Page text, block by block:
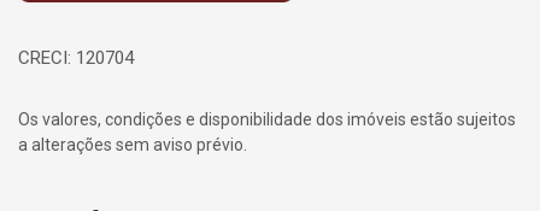
CRECI: 120704
Os valores, condições e disponibilidade dos imóveis estão sujeitos
a alterações sem aviso prévio.